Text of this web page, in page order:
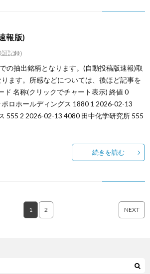
報版)
証記録)
の抽出銘柄となります。(自動投稿版速報)取
ます。所感などについては、後ほど記事を
ド 名称(クリックでチャート表示) 終値 0
ロホールディングス 1880 1 2026-02-13
555 2 2026-02-13 4080 田中化学研究所 555
続きを読む
1 2 NEXT